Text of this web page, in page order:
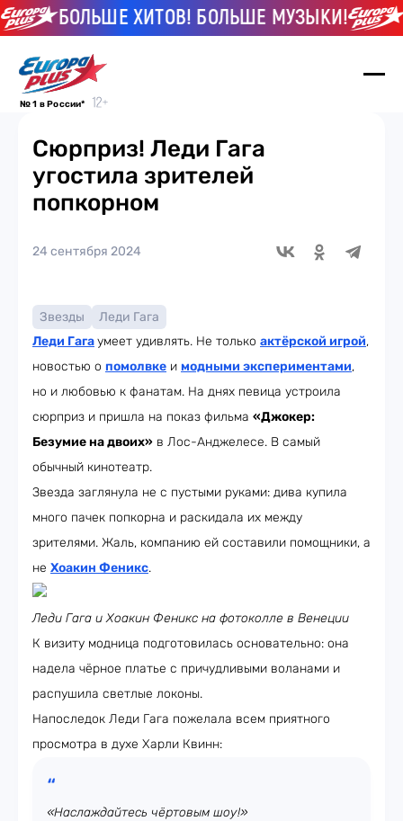
БОЛЬШЕ ХИТОВ! БОЛЬШЕ МУЗЫКИ!
№ 1 в России*
Сюрприз! Леди Гага
угостила зрителей
попкорном
24 сентября 2024
Звезды
Леди Гага
Леди Гагаумеет удивлять. Не только актёрской игрой,
новостью о помолвке и модными экспериментами,
но и любовью к фанатам. На днях певица устроила
сюрприз и пришла на показ фильма «Джокер:
Безумие на двоих» в Лос-Анджелесе. В самый
обычный кинотеатр.
Звезда заглянула не с пустыми руками: дива купила
много пачек попкорна и раскидала их между
зрителями. Жаль, компанию ей составили помощники, а
не Хоакин Феникс.
Леди Гага и Хоакин Феникс на фотоколле в Венеции
К визиту модница подготовилась основательно: она
надела чёрное платье с причудливыми воланами и
распушила светлые локоны.
Напоследок Леди Гага пожелала всем приятного
просмотра в духе Харли Квинн:
«Наслаждайтесь чёртовым шоу!»